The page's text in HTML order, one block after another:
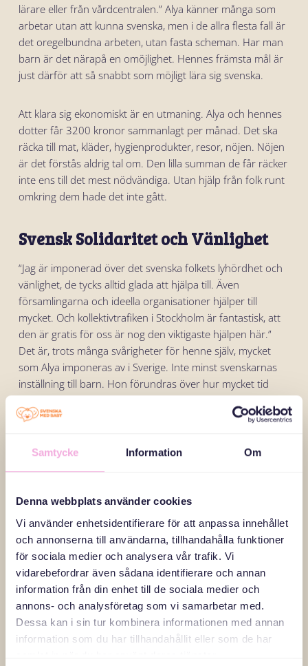
Samtycke Information Om
Denna webbplats använder cookies
Vi använder enhetsidentifierare för att anpassa innehållet
och annonserna till användarna, tillhandahålla funktioner
för sociala medier och analysera vår trafik. Vi
vidarebefordrar även sådana identifierare och annan
information från din enhet till de sociala medier och
annons- och analysföretag som vi samarbetar med.
Dessa kan i sin tur kombinera informationen med annan
information som du har tillhandahållit eller som de har
lärare eller från vårdcentralen.” Alya känner många som
arbetar utan att kunna svenska, men i de allra flesta fall är
det oregelbundna arbeten, utan fasta scheman. Har man
barn är det närapå en omöjlighet. Hennes främsta mål är
just därför att så snabbt som möjligt lära sig svenska.
Att klara sig ekonomiskt är en utmaning. Alya och hennes
dotter får 3200 kronor sammanlagt per månad. Det ska
räcka till mat, kläder, hygienprodukter, resor, nöjen. Nöjen
är det förstås aldrig tal om. Den lilla summan de får räcker
inte ens till det mest nödvändiga. Utan hjälp från folk runt
omkring dem hade det inte gått.
Svensk Solidaritet och Vänlighet
“Jag är imponerad över det svenska folkets lyhördhet och
vänlighet, de tycks alltid glada att hjälpa till. Även
församlingarna och ideella organisationer hjälper till
mycket. Och kollektivtrafiken i Stockholm är fantastisk, att
den är gratis för oss är nog den viktigaste hjälpen här.”
Det är, trots många svårigheter för henne själv, mycket
som Alya imponeras av i Sverige. Inte minst svenskarnas
inställning till barn. Hon förundras över hur mycket tid
såväl mammor som pappor spenderar tillsammans med
sina barn. “Och den där vanan som svenska föräldrar
är ledsen kan jag bara gå ut på stan, oftast till en lekplats,
Men när hon är riktigt bedrövad, upprörd och mår dåligt
över det som händer i hemlandet, är det förstås omöjligt
att se något vackert eller bra. Då är allt grått eller svart.
Det är då Alya är extra tacksam över de organisationer
som finns.“Särskilt de organisationer som inte bara hjälper
till med kläder och andra materiella saker, utan de som
också hjälper till med att försöka förbättra ens mående,
som Svenska med baby.”